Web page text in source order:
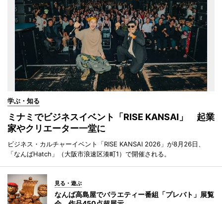
学ぶ・知る
ミナミでビジネスイベント「RISE KANSAI」 起業
家やクリエーター一堂に
ビジネス・カルチャーイベント「RISE KANSAI 2026」が8月26日、
「なんばHatch」（大阪市浪速区湊町1）で開催される。
見る・遊ぶ
なんば高島屋でバラエティー番組「プレバト」展覧